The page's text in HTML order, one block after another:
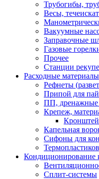
Трубогибы,
Весы,
Вакуумные
Заправочные
Газовые
Прочее
Станции
Расходные материалы
Рефнеты
Припой для
ПП, дренажные
Крепеж,
Капельная
Сифоны для
Кондиционирование
Сплит-системы